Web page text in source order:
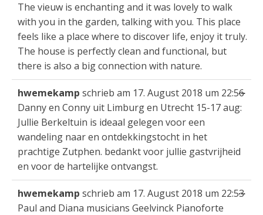
The vieuw is enchanting and it was lovely to walk
with you in the garden, talking with you. This place
feels like a place where to discover life, enjoy it truly.
The house is perfectly clean and functional, but
there is also a big connection with nature.
hwemekamp schrieb am 17. August 2018 um 22:56
Danny en Conny uit Limburg en Utrecht 15-17 aug:
Jullie Berkeltuin is ideaal gelegen voor een
wandeling naar en ontdekkingstocht in het
prachtige Zutphen. bedankt voor jullie gastvrijheid
en voor de hartelijke ontvangst.
...
hwemekamp schrieb am 17. August 2018 um 22:53
Paul and Diana musicians Geelvinck Pianoforte
...